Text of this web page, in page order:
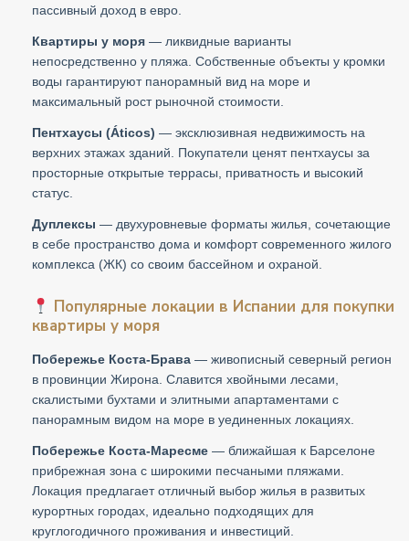
пассивный доход в евро.
Квартиры у моря — ликвидные варианты
непосредственно у пляжа. Собственные объекты у кромки
воды гарантируют панорамный вид на море и
максимальный рост рыночной стоимости.
Пентхаусы (Áticos) — эксклюзивная недвижимость на
верхних этажах зданий. Покупатели ценят пентхаусы за
просторные открытые террасы, приватность и высокий
статус.
Дуплексы — двухуровневые форматы жилья, сочетающие
в себе пространство дома и комфорт современного жилого
комплекса (ЖК) со своим бассейном и охраной.
Популярные локации в Испании для покупки
квартиры у моря
Побережье Коста-Брава — живописный северный регион
в провинции Жирона. Славится хвойными лесами,
скалистыми бухтами и элитными апартаментами с
панорамным видом на море в уединенных локациях.
Побережье Коста-Маресме — ближайшая к Барселоне
прибрежная зона с широкими песчаными пляжами.
Локация предлагает отличный выбор жилья в развитых
курортных городах, идеально подходящих для
круглогодичного проживания и инвестиций.